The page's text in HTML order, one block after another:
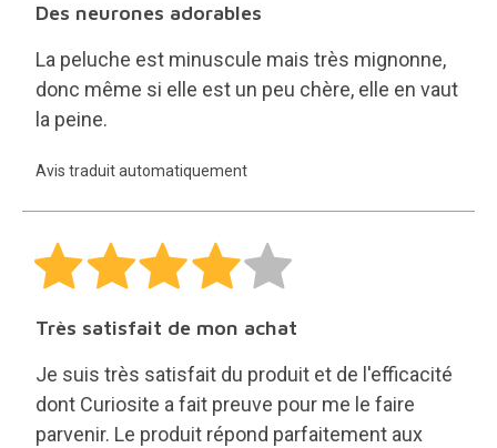
Des neurones adorables
La peluche est minuscule mais très mignonne,
donc même si elle est un peu chère, elle en vaut
la peine.
Avis traduit automatiquement
Très satisfait de mon achat
Je suis très satisfait du produit et de l'efficacité
dont Curiosite a fait preuve pour me le faire
parvenir. Le produit répond parfaitement aux